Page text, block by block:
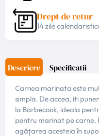
Drept de retur
14 zile
Descriere Specificatii
Carnea marinata este
simpla. De accea, iti
la Barbecook, ideala
pentru marinat pe carne.
agățarea acesteia în